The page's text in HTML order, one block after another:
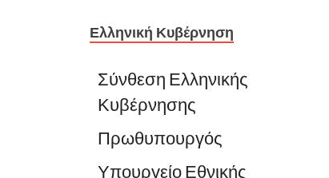
Ελληνική Κυβέρνηση
Σύνθεση Ελληνικής
Κυβέρνησης
Πρωθυπουργός
Υπουργείο Εθνικής